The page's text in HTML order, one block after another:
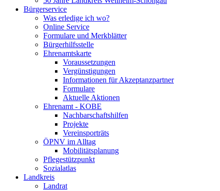
Bürgerservice
Was erledige ich wo?
Online Service
Formulare und Merkblätter
Bürgerhilfsstelle
Ehrenamtskarte
Voraussetzungen
Vergünstigungen
Informationen für Akzeptanzpartner
Formulare
Aktuelle Aktionen
Ehrenamt - KOBE
Nachbarschaftshilfen
Projekte
Vereinsporträts
ÖPNV im Alltag
Mobilitätsplanung
Pflegestützpunkt
Sozialatlas
Landkreis
Landrat